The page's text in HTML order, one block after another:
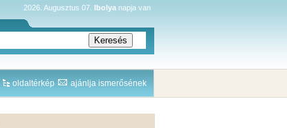
2026. Augusztus 07. Ibolya napja van
oldaltérkép ajánlja ismerősének